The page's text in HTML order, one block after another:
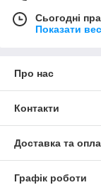
Сьогодні
Показати
Про нас
Контакти
Доставка та
Графік роботи